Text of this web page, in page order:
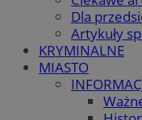
Dla
Artykuły
KRYMINALNE
MIASTO